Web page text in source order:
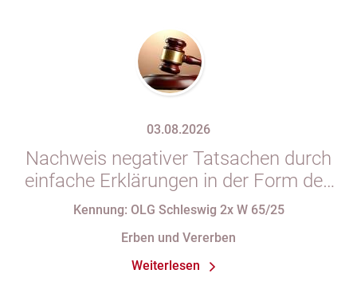
03.08.2026
Nachweis negativer Tatsachen durch
einfache Erklärungen in der Form des
§ 29 GBO (hier: Nichtgeltendmachung
Kennung: OLG Schleswig 2x W 65/25
Erben und Vererben
Weiterlesen